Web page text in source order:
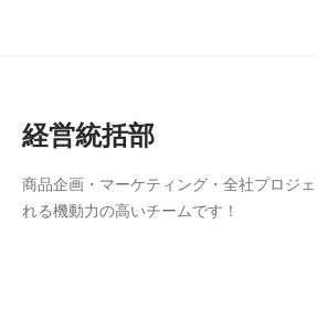
経営統括部
商品企画・マーケティング・全社プロジ
れる機動力の高いチームです！